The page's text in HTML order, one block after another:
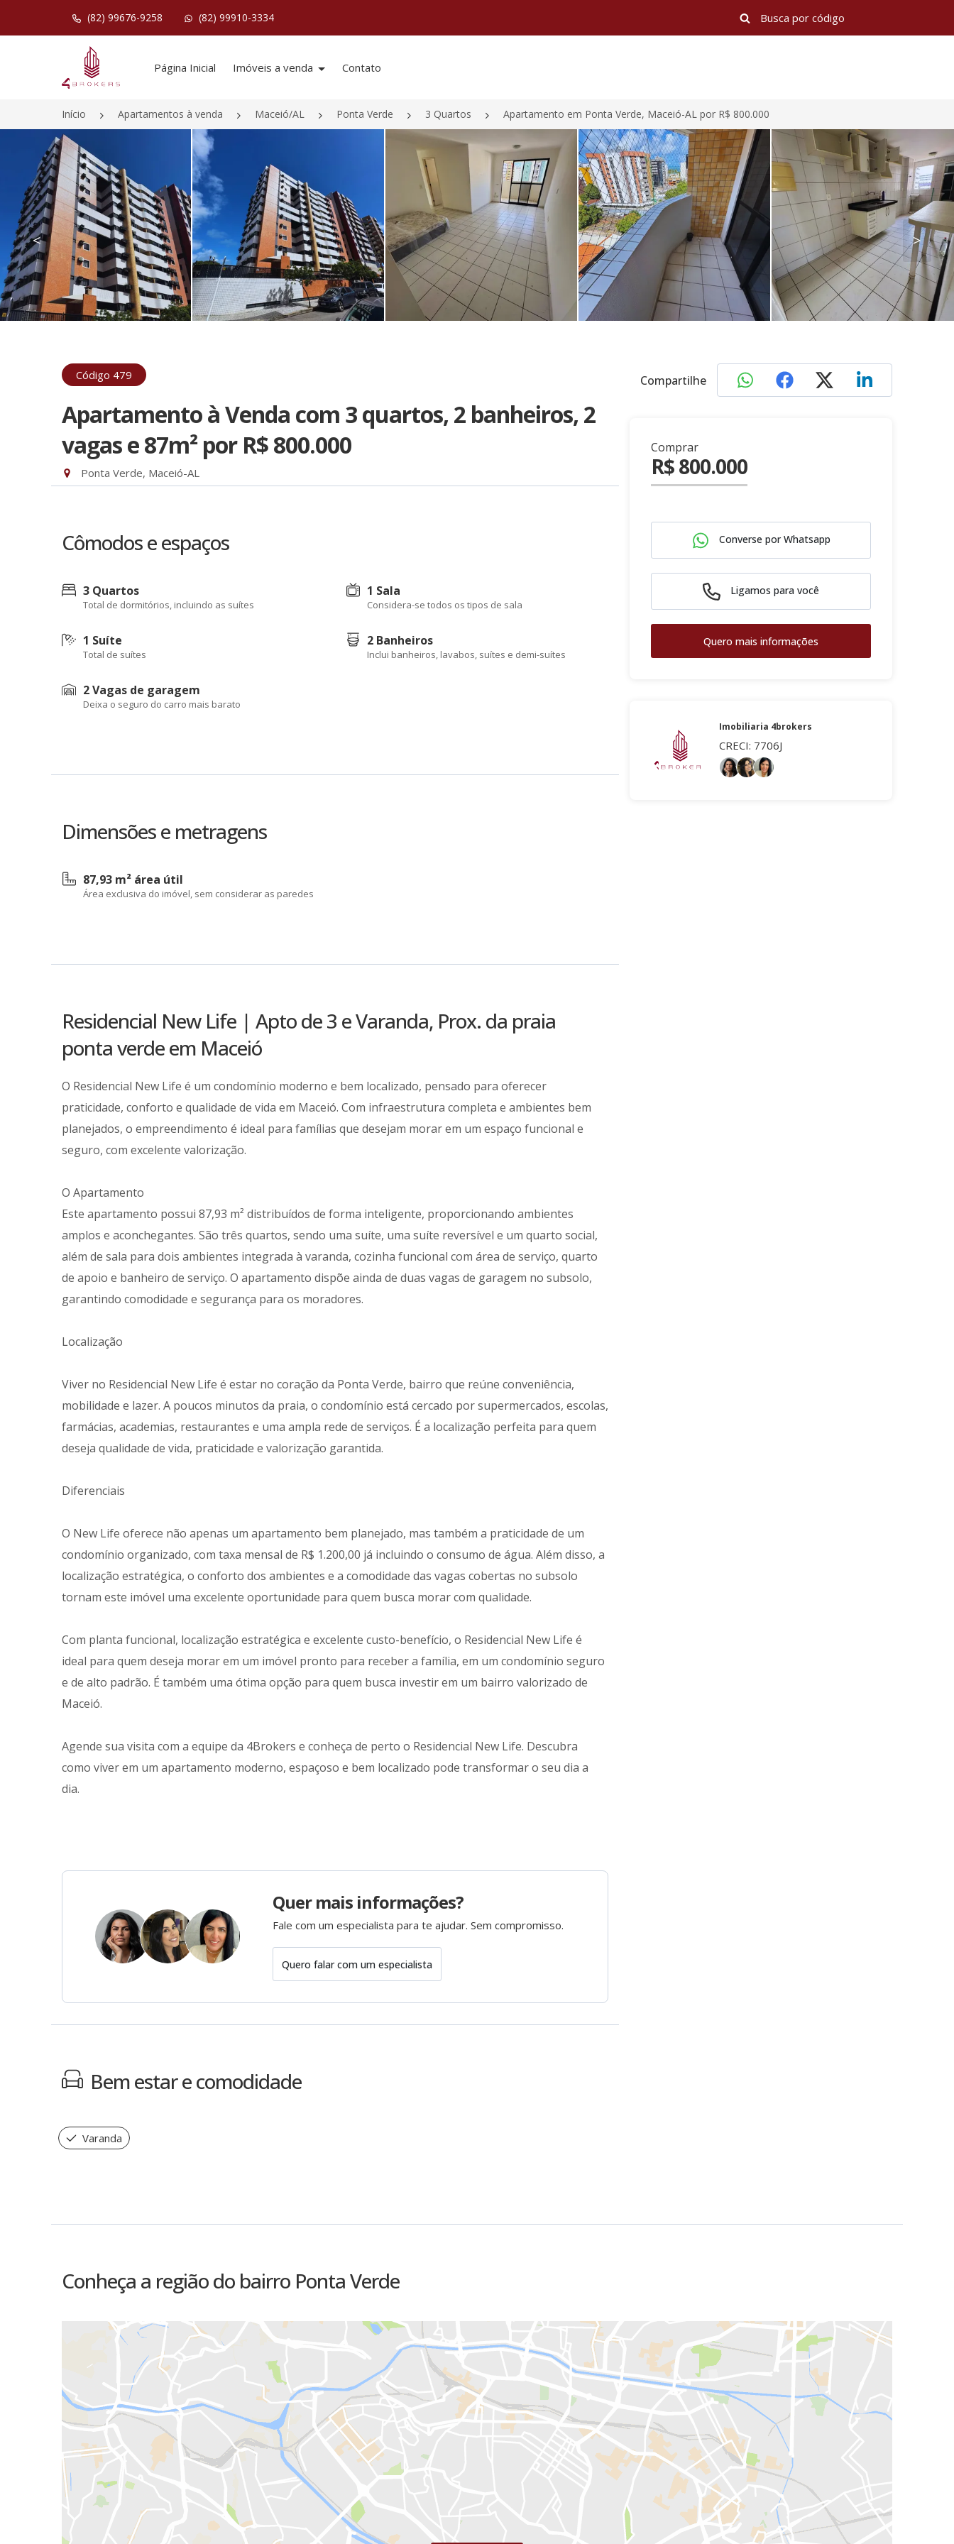
(82) 99676-9258 (82) 99910-3334
Página inicial
Página Inicial Imóveis a venda Contato
Início Apartamentos à venda Maceió/AL Ponta Verde 3 Quartos Apartamento em Ponta Verde, Maceió-AL por R$ 800.000
< >
Código 479
Apartamento à Venda com 3 quartos, 2 banheiros, 2
vagas e 87m² por R$ 800.000
Ponta Verde, Maceió-AL
Cômodos e espaços
3 Quartos
Total de dormitórios, incluindo as suítes
1 Sala
Considera-se todos os tipos de sala
1 Suíte
Total de suítes
2 Banheiros
Inclui banheiros, lavabos, suítes e demi-suítes
2 Vagas de garagem
Deixa o seguro do carro mais barato
Dimensões e metragens
87,93 m² área útil
Área exclusiva do imóvel, sem considerar as paredes
Residencial New Life | Apto de 3 e Varanda, Prox. da praia
ponta verde em Maceió
O Residencial New Life é um condomínio moderno e bem localizado, pensado para oferecer
praticidade, conforto e qualidade de vida em Maceió. Com infraestrutura completa e ambientes bem
planejados, o empreendimento é ideal para famílias que desejam morar em um espaço funcional e
seguro, com excelente valorização.
O Apartamento
Este apartamento possui 87,93 m² distribuídos de forma inteligente, proporcionando ambientes
amplos e aconchegantes. São três quartos, sendo uma suíte, uma suíte reversível e um quarto social,
além de sala para dois ambientes integrada à varanda, cozinha funcional com área de serviço, quarto
de apoio e banheiro de serviço. O apartamento dispõe ainda de duas vagas de garagem no subsolo,
garantindo comodidade e segurança para os moradores.
Localização
Viver no Residencial New Life é estar no coração da Ponta Verde, bairro que reúne conveniência,
mobilidade e lazer. A poucos minutos da praia, o condomínio está cercado por supermercados, escolas,
farmácias, academias, restaurantes e uma ampla rede de serviços. É a localização perfeita para quem
deseja qualidade de vida, praticidade e valorização garantida.
Diferenciais
O New Life oferece não apenas um apartamento bem planejado, mas também a praticidade de um
condomínio organizado, com taxa mensal de R$ 1.200,00 já incluindo o consumo de água. Além disso, a
localização estratégica, o conforto dos ambientes e a comodidade das vagas cobertas no subsolo
tornam este imóvel uma excelente oportunidade para quem busca morar com qualidade.
Com planta funcional, localização estratégica e excelente custo-benefício, o Residencial New Life é
ideal para quem deseja morar em um imóvel pronto para receber a família, em um condomínio seguro
e de alto padrão. É também uma ótima opção para quem busca investir em um bairro valorizado de
Maceió.
Agende sua visita com a equipe da 4Brokers e conheça de perto o Residencial New Life. Descubra
como viver em um apartamento moderno, espaçoso e bem localizado pode transformar o seu dia a
dia.
Quer mais informações?
Fale com um especialista para te ajudar. Sem compromisso.
Quero falar com um especialista
Bem estar e comodidade
Varanda
Compartilhe
Comprar
R$ 800.000
Converse por Whatsapp
Ligamos para você
Quero mais informações
Imobiliaria 4brokers
CRECI: 7706J
Conheça a região do bairro Ponta Verde